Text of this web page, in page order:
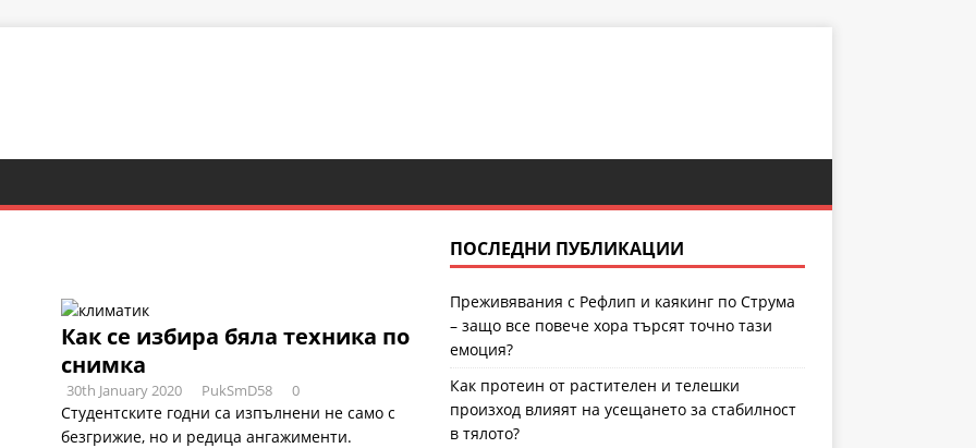
Как се избира бяла техника по
снимка
30th January 2020 PukSmD58 0
Студентските годни са изпълнени не само с
безгрижие, но и редица ангажименти.
ПОСЛЕДНИ ПУБЛИКАЦИИ
Преживявания с Рефлип и каякинг по Струма
– защо все повече хора търсят точно тази
емоция?
Как протеин от растителен и телешки
произход влияят на усещането за стабилност
в тялото?